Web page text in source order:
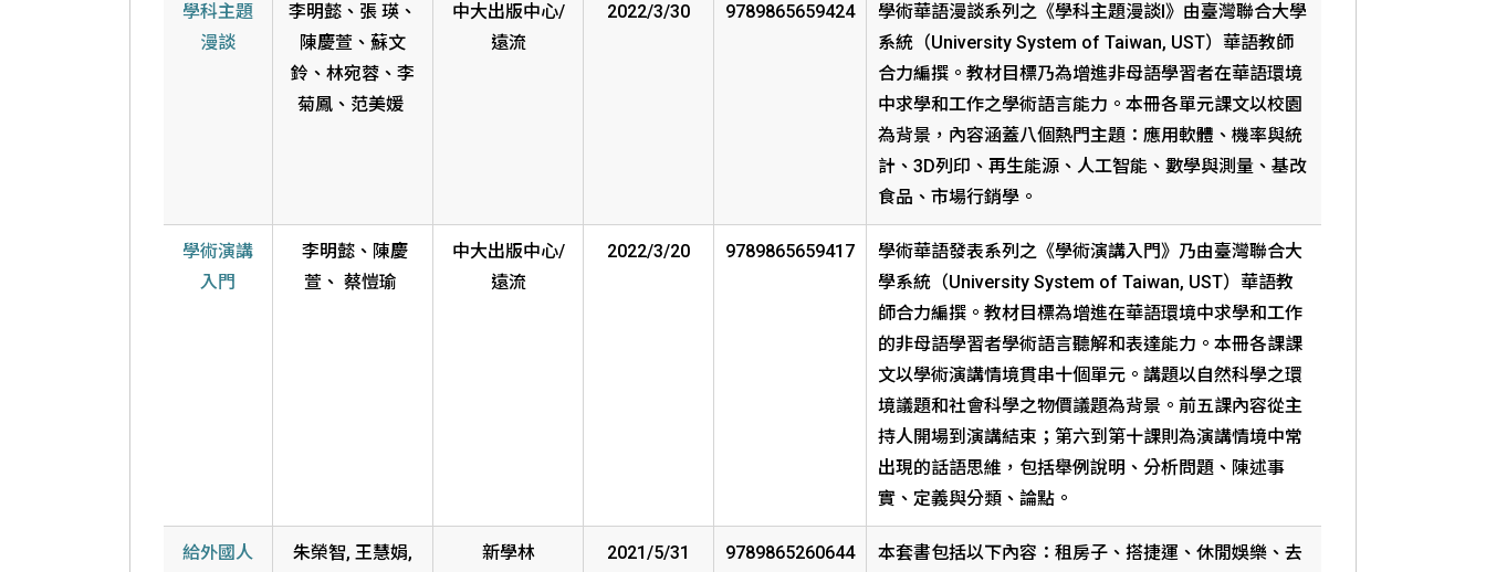
學科主題
漫談
李明懿、張 瑛、
陳慶萱、蘇文
鈴、林宛蓉、李
菊鳳、范美媛
中大出版中心/
遠流
2022/3/30 9789865659424
學術華語漫談系列之《學科主題漫談I》由臺灣聯合大學
系統（University System of Taiwan, UST）華語教師
合力編撰。教材目標乃為增進非母語學習者在華語環境
中求學和工作之學術語言能力。本冊各單元課文以校園
為背景，內容涵蓋八個熱門主題：應用軟體、機率與統
計、3D列印、再生能源、人工智能、數學與測量、基改
食品、市場行銷學。
學術演講
入門
李明懿、陳慶
萱、 蔡愷瑜
中大出版中心/
遠流
2022/3/20 9789865659417
學術華語發表系列之《學術演講入門》乃由臺灣聯合大
學系統（University System of Taiwan, UST）華語教
師合力編撰。教材目標為增進在華語環境中求學和工作
的非母語學習者學術語言聽解和表達能力。本冊各課課
文以學術演講情境貫串十個單元。講題以自然科學之環
境議題和社會科學之物價議題為背景。前五課內容從主
持人開場到演講結束；第六到第十課則為演講情境中常
出現的話語思維，包括舉例說明、分析問題、陳述事
實、定義與分類、論點。
給外國人
朱榮智, 王慧娟,
新學林 2021/5/31 9789865260644
本套書包括以下內容：租房子、搭捷運、休閒娛樂、去